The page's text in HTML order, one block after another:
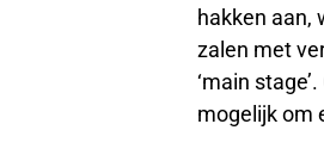
hakken aan,
zalen met
‘main
mogelijk om